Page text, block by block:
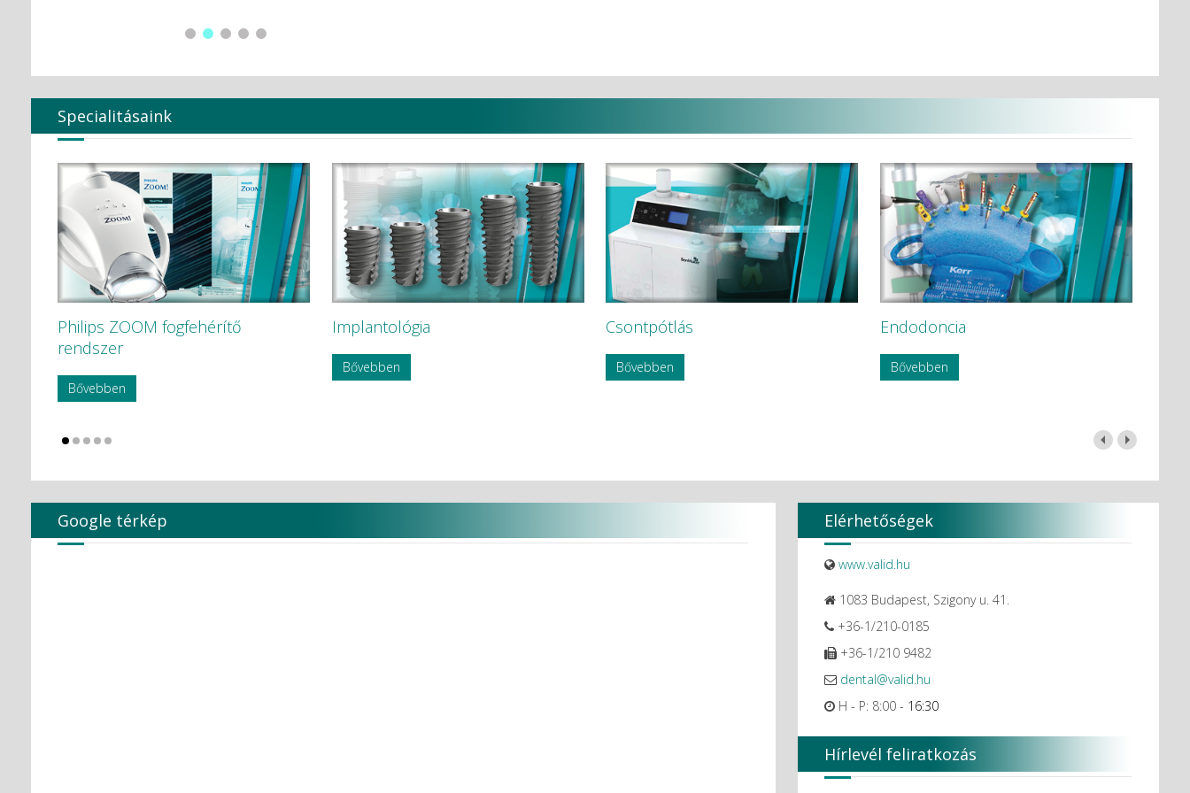
Hager & Werken GmbH c Co. KG
Hartmann
Harvard Dental
Heraeus Kulzer GmbH
Hoffmann Dental
HYCARE
Hygenic
Intensív
Ivoclar Vivadent
KAVO
KaVo Kerr
KerrEndo
KerrHawe SA
KETTENBACH GmbH & Co. KG.
KODAK
KODAK Carestream
KOMET
Korea Dental Solution Co., Ltd.
Kovácsházi
LARIDENT S.r.l.
Magenta Technology Co.,Ltd
MAILLEFER
MAJOR Prodotti Dentari S.p.A.
MARK3
Specialitásaink
Philips ZOOM fogfehérítő
rendszer
Bővebben
Implantológia
Bővebben
Csontpótlás
Bővebben
Endodoncia
Bővebben
Google térkép Elérhetőségek
www.valid.hu
1083 Budapest, Szigony u. 41.
+36-1/210-0185
+36-1/210 9482
dental@valid.hu
H - P: 8:00 - 16:30
Hírlevél feliratkozás